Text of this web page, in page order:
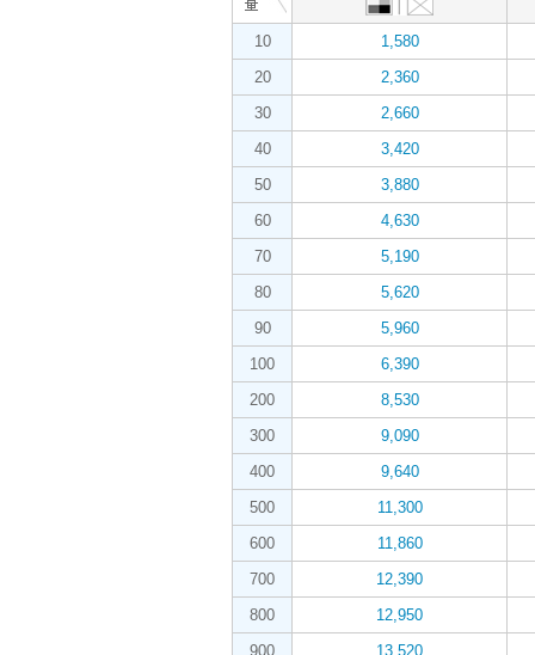
10
1,580
20
2,360
30
2,660
40
3,420
50
3,880
60
4,630
70
5,190
80
5,620
90
5,960
100
6,390
200
8,530
300
9,090
400
9,640
500
11,300
600
11,860
700
12,390
800
12,950
900
13,520